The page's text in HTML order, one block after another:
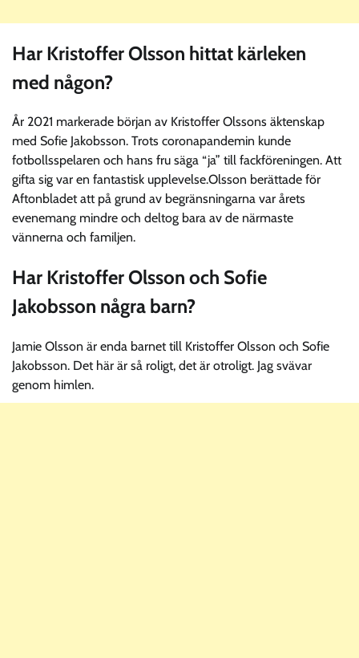
Har Kristoffer Olsson hittat kärleken
med någon?
År 2021 markerade början av Kristoffer Olssons äktenskap
med Sofie Jakobsson. Trots coronapandemin kunde
fotbollsspelaren och hans fru säga “ja” till fackföreningen. Att
gifta sig var en fantastisk upplevelse.Olsson berättade för
Aftonbladet att på grund av begränsningarna var årets
evenemang mindre och deltog bara av de närmaste
vännerna och familjen.
Har Kristoffer Olsson och Sofie
Jakobsson några barn?
Jamie Olsson är enda barnet till Kristoffer Olsson och Sofie
Jakobsson. Det här är så roligt, det är otroligt. Jag svävar
genom himlen.